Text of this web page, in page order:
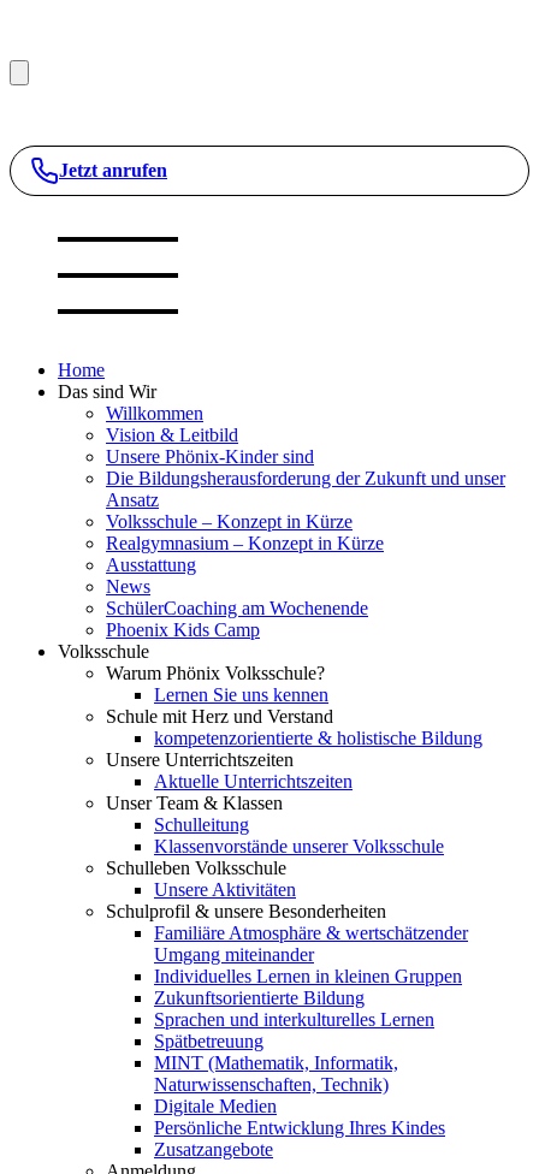
Jetzt anrufen
Home
Das sind Wir
Willkommen
Vision & Leitbild
Unsere Phönix-Kinder sind
Die Bildungsherausforderung der Zukunft und unser
Ansatz
Volksschule – Konzept in Kürze
Realgymnasium – Konzept in Kürze
Ausstattung
News
SchülerCoaching am Wochenende
Phoenix Kids Camp
Volksschule
Warum Phönix Volksschule?
Lernen Sie uns kennen
Schule mit Herz und Verstand
kompetenzorientierte & holistische Bildung
Unsere Unterrichtszeiten
Aktuelle Unterrichtszeiten
Unser Team & Klassen
Schulleitung
Klassenvorstände unserer Volksschule
Schulleben Volksschule
Unsere Aktivitäten
Schulprofil & unsere Besonderheiten
Familiäre Atmosphäre & wertschätzender
Umgang miteinander
Individuelles Lernen in kleinen Gruppen
Zukunftsorientierte Bildung
Sprachen und interkulturelles Lernen
Spätbetreuung
MINT (Mathematik, Informatik,
Naturwissenschaften, Technik)
Digitale Medien
Persönliche Entwicklung Ihres Kindes
Zusatzangebote